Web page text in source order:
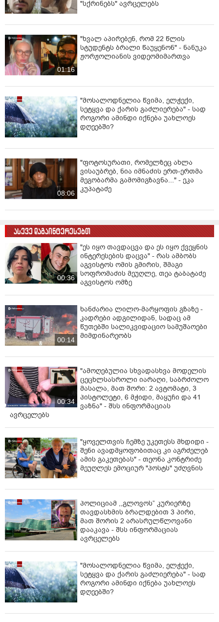
მესამე გოლი 66-ე წუთზე გიორგი მიქაუტაძემ გაიტანა.
"სქრინებს" ავრცელებს
01:16
"ხვალ აპირებენ, რომ 22 წლის
სტუდენტს ბრალი წაუყენონ" - ნანუკა
ჟორჟოლიანის ვიდეომიმართვა
"მოსალოდნელია წვიმა, ელჭექი,
სეტყვა და ქარის გაძლიერება" - სად
როგორი ამინდი იქნება უახლოეს
დღეებში?
08:06
"ფოტოსურათი, რომელზეც ახლა
ვისაუბრებ, ნია იმნაძის ერთ-ერთმა
მეგობარმა გამომიგზავნა..." - ეკა
კუპატაძე
ასევე დაგაინტერესებთ
00:36
"ეს იყო თავდაცვა და ეს იყო ქვეყნის
ინტერესების დაცვა" - რას ამბობს
აგვისტოს ომის გმირის, შმაგი
სოფრომაძის მეუღლე, თეა ტაბატაძე
აგვისტოს ომზე
00:14
ხანძარია ლილო-მარყოფის გზაზე -
კადრები ადგილიდან, სადაც ამ
წუთებში სალიკვიდაციო სამუშაოები
მიმდინარეობს
00:34
"ამოღებულია სხვადასხვა მოდელის
ცეცხლსასროლი იარაღი, საბრძოლო
მასალა, მათ შორი: 2 ავტომატი, 3
პისტოლეტი, 6 მჭიდი, მაყუჩი და 41
ვაზნა" - შსს ინფორმაციას
ავრცელებს
"ყოველთვის ჩემზე უკეთესს მხდიდი -
შენი ავადმყოფობითაც კი აგრძელებ
ამის გაკეთებას" - თეონა კონტრიძე
მეუღლეს ემოციურ "პოსტს" უძღვნის
პოლიციამ ,,გლოვოს” კურიერზე
თავდასხმის ბრალდებით 3 პირი,
მათ შორის 2 არასრულწლოვანი
დააკავა - შსს ინფორმაციას
ავრცელებს
"მოსალოდნელია წვიმა, ელჭექი,
სეტყვა და ქარის გაძლიერება" - სად
როგორი ამინდი იქნება უახლოეს
დღეებში?